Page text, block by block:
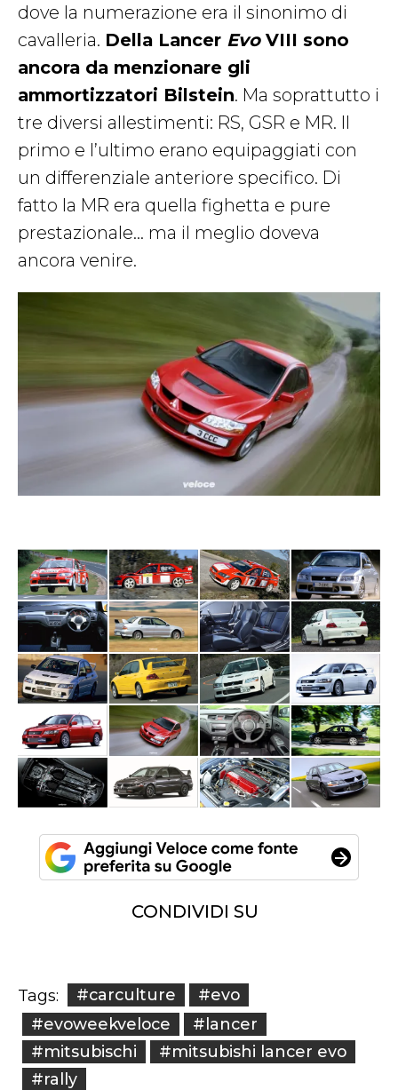
dove la numerazione era il sinonimo di
cavalleria. Della Lancer EvoVIII sono
ancora da menzionare gli
ammortizzatori Bilstein. Ma soprattutto i
tre diversi allestimenti: RS, GSR e MR. Il
primo e l’ultimo erano equipaggiati con
un differenziale anteriore specifico. Di
fatto la MR era quella fighetta e pure
prestazionale… ma il meglio doveva
ancora venire.
CONDIVIDI SU
Tags: #carculture
#evo
#evoweekveloce
#lancer
#mitsubischi
#mitsubishi lancer evo
#rally